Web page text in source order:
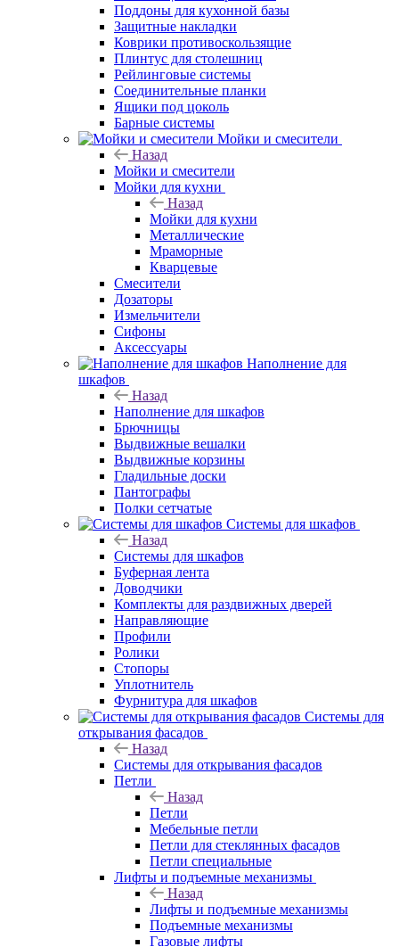
Поддоны для кухонной базы
Защитные накладки
Коврики противоскользящие
Плинтус для столешниц
Рейлинговые системы
Соединительные планки
Ящики под цоколь
Барные системы
Мойки и смесители
Назад
Мойки и смесители
Мойки для кухни
Назад
Мойки для кухни
Металлические
Мраморные
Кварцевые
Смесители
Дозаторы
Измельчители
Сифоны
Аксессуары
Наполнение для
шкафов
Назад
Наполнение для шкафов
Брючницы
Выдвижные вешалки
Выдвижные корзины
Гладильные доски
Пантографы
Полки сетчатые
Системы для шкафов
Назад
Системы для шкафов
Буферная лента
Доводчики
Комплекты для раздвижных дверей
Направляющие
Профили
Ролики
Стопоры
Уплотнитель
Фурнитура для шкафов
Системы для
открывания фасадов
Назад
Системы для открывания фасадов
Петли
Назад
Петли
Мебельные петли
Петли для стеклянных фасадов
Петли специальные
Лифты и подъемные механизмы
Назад
Лифты и подъемные механизмы
Подъемные механизмы
Газовые лифты